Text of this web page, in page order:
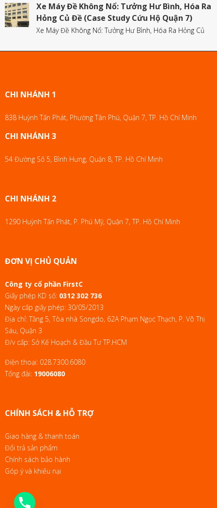
Xe Máy Đề Không Nổ: Tưởng Hư Bình, Hóa Ra
Hỏng Củ Đề (Case Study Cứu Hộ Quận 7)
Xe Máy Đề Không Nổ: Tưởng Hư Bình, Hóa Ra Hỏng Củ
CHI NHÁNH 1
838 Huỳnh Tấn Phát, Phường Tân Phú, Quận 7, TP. Hồ Chí Minh
CHI NHÁNH 3
54 Đường Số 5, Bình Hưng, Quận 8, TP. Hồ Chí Minh
CHI NHÁNH 2
1290 Huỳnh Tấn Phát, P. Phú Mỹ, Quận 7, TP. Hồ Chí Minh
ĐƠN VỊ CHỦ QUẢN
Công ty cổ phần FirstC
Giấy phép KD số: 0312 302 736
Ngày cấp giấy phép: 30/05/2013
Địa chỉ: Tầng 5, Tòa nhà Songdo, 62A Phạm Ngọc Thạch, P. Võ Thị
Sáu, Quận 3
Đ/v cấp: Sở Kế Hoạch & Đầu Tư TP.HCM
Điện thoại: 028.7300.6080
Tổng đài: 19006080
CHÍNH SÁCH & HỖ TRỢ
Giao hàng & thanh toán
Đổi trả sản phẩm
Chính sách bảo hành
Góp ý và khiếu nại